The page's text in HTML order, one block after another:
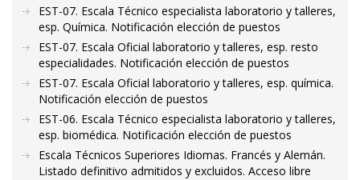
EST-07. Escala Técnico especialista laboratorio y talleres,
esp. Química. Notificación elección de puestos
EST-07. Escala Oficial laboratorio y talleres, esp. resto
especialidades. Notificación elección de puestos
EST-07. Escala Oficial laboratorio y talleres, esp. química.
Notificación elección de puestos
EST-06. Escala Técnico especialista laboratorio y talleres,
esp. biomédica. Notificación elección de puestos
Escala Técnicos Superiores Idiomas. Francés y Alemán.
Listado definitivo admitidos y excluidos. Acceso libre